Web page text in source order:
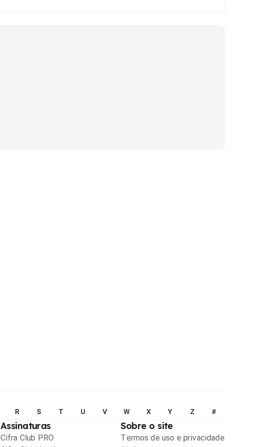
R S T U V W X Y Z #
Assinaturas
Cifra Club PRO
Sobre o site
Termos de uso e privacidade